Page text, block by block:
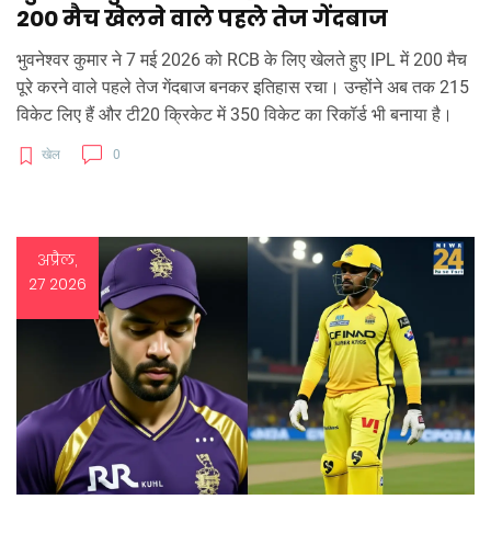
200 मैच खेलने वाले पहले तेज गेंदबाज
भुवनेश्वर कुमार ने 7 मई 2026 को RCB के लिए खेलते हुए IPL में 200 मैच
पूरे करने वाले पहले तेज गेंदबाज बनकर इतिहास रचा। उन्होंने अब तक 215
विकेट लिए हैं और टी20 क्रिकेट में 350 विकेट का रिकॉर्ड भी बनाया है।
खेल 0
अप्रैल,
27 2026